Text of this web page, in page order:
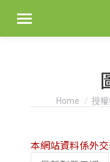
You are
Home 授
本網站資料係外